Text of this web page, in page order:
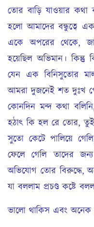
তোর বাড়ি যাওয়ার
হলো আমাদের বন্ধুত্বে
একে অপরের থেকে,
হয়েছিল অভিমান।
যেন এক বিনিসুতোর
আমরা দুজনেই শত দুঃখ
কোনদিন মন্দ কথা
হঠাৎ কি হল রে তোর, তুই
সুতো কেটে পালিয়ে
ফেলে গেলি তাদের
অভিযোগ তোর বিরুদ্ধে,
যা বললাম প্রচণ্ড কষ্টে
ভালো থাকিস এবং